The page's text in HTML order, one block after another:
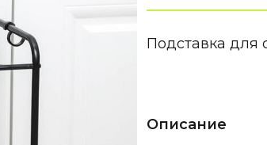
Подставка для
Описание